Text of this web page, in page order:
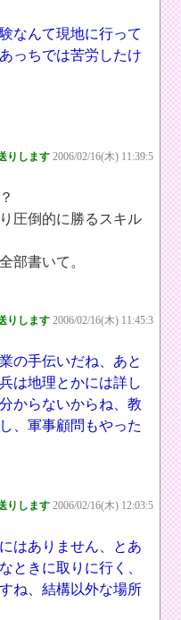
なんて現地に行って
っちでは苦労したけ
りします 2006/02/16(木) 11:39:5
圧倒的に勝るスキル
部書いて。
りします 2006/02/16(木) 11:45:3
の手伝いだね、あと
は地理とかには詳し
からないからね、教
、軍事顧問もやった
りします 2006/02/16(木) 12:03:5
はありません、とあ
ときに取りに行く、
ね、結構以外な場所